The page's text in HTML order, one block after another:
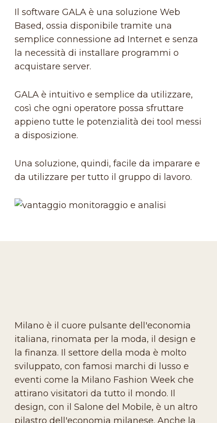
Il software GALA è una soluzione Web
Based, ossia disponibile tramite una
semplice connessione ad Internet e senza
la necessità di installare programmi o
acquistare server.
GALA è intuitivo e semplice da utilizzare,
così che ogni operatore possa sfruttare
appieno tutte le potenzialità dei tool messi
a disposizione.
Una soluzione, quindi, facile da imparare e
da utilizzare per tutto il gruppo di lavoro.
Milano è il cuore pulsante dell'economia
italiana, rinomata per la moda, il design e
la finanza. Il settore della moda è molto
sviluppato, con famosi marchi di lusso e
eventi come la Milano Fashion Week che
attirano visitatori da tutto il mondo. Il
design, con il Salone del Mobile, è un altro
pilastro dell'economia milanese. Anche la